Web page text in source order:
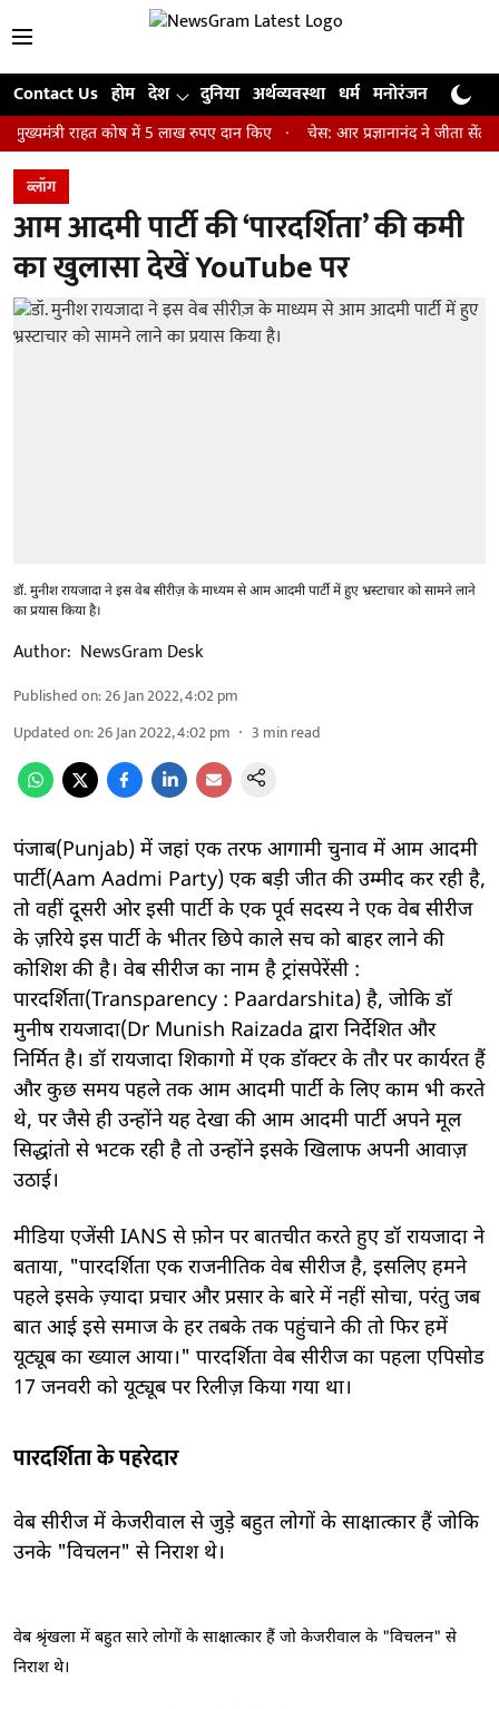
Contact Us होम देश दुनिया अर्थव्यवस्था धर्म मनोरंजन खेल
कोष में 5 लाख रुपए दान किए चेस: आर प्रज्ञानानंद ने जीता सेंट लुइस
ब्लॉग
आम आदमी पार्टी की ‘पारदर्शिता’ की कमी
का खुलासा देखें YouTube पर
डॉ. मुनीश रायजादा ने इस वेब सीरीज़ के माध्यम से आम आदमी पार्टी में हुए भ्रस्टाचार को सामने लाने
का प्रयास किया है।
Author: NewsGram Desk
Published on:26 Jan 2022, 4:02 pm
Updated on:26 Jan 2022, 4:02 pm 3 min read
पंजाब(Punjab) में जहां एक तरफ आगामी चुनाव में आम आदमी
पार्टी(Aam Aadmi Party) एक बड़ी जीत की उम्मीद कर रही है,
तो वहीं दूसरी ओर इसी पार्टी के एक पूर्व सदस्य ने एक वेब सीरीज
के ज़रिये इस पार्टी के भीतर छिपे काले सच को बाहर लाने की
कोशिश की है। वेब सीरीज का नाम है ट्रांसपेरेंसी :
पारदर्शिता(Transparency : Paardarshita) है, जोकि डॉ
मुनीष रायजादा(Dr Munish Raizada द्वारा निर्देशित और
निर्मित है। डॉ रायजादा शिकागो में एक डॉक्टर के तौर पर कार्यरत हैं
और कुछ समय पहले तक आम आदमी पार्टी के लिए काम भी करते
थे, पर जैसे ही उन्होंने यह देखा की आम आदमी पार्टी अपने मूल
सिद्धांतो से भटक रही है तो उन्होंने इसके खिलाफ अपनी आवाज़
उठाई।
मीडिया एजेंसी IANS से फ़ोन पर बातचीत करते हुए डॉ रायजादा ने
बताया, "पारदर्शिता एक राजनीतिक वेब सीरीज है, इसलिए हमने
पहले इसके ज़्यादा प्रचार और प्रसार के बारे में नहीं सोचा, परंतु जब
बात आई इसे समाज के हर तबके तक पहुंचाने की तो फिर हमें
यूट्यूब का ख्याल आया।" पारदर्शिता वेब सीरीज का पहला एपिसोड
17 जनवरी को यूट्यूब पर रिलीज़ किया गया था।
पारदर्शिता के पहरेदार
वेब सीरीज में केजरीवाल से जुड़े बहुत लोगों के साक्षात्कार हैं जोकि
उनके "विचलन" से निराश थे।
वेब श्रृंखला में बहुत सारे लोगों के साक्षात्कार हैं जो केजरीवाल के "विचलन" से
निराश थे।